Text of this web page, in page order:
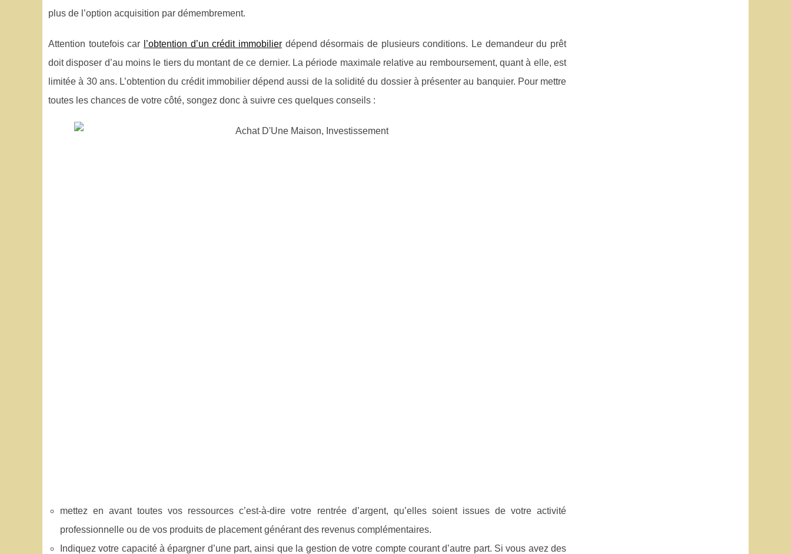
plus de l’option acquisition par démembrement.
Attention toutefois car l’obtention d’un crédit immobilier dépend désormais de plusieurs conditions. Le demandeur du prêt
doit disposer d’au moins le tiers du montant de ce dernier. La période maximale relative au remboursement, quant à elle, est
limitée à 30 ans. L’obtention du crédit immobilier dépend aussi de la solidité du dossier à présenter au banquier. Pour mettre
toutes les chances de votre côté, songez donc à suivre ces quelques conseils :
mettez en avant toutes vos ressources c’est-à-dire votre rentrée d’argent, qu’elles soient issues de votre activité
professionnelle ou de vos produits de placement générant des revenus complémentaires.
Indiquez votre capacité à épargner d’une part, ainsi que la gestion de votre compte courant d’autre part. Si vous avez des